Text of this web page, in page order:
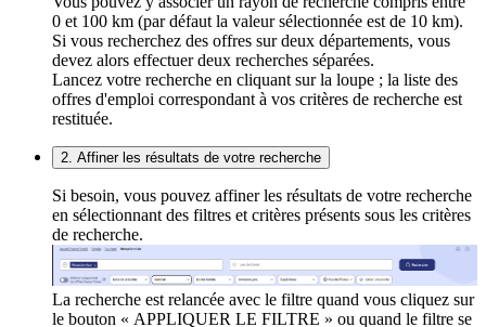
0 et 100 km (par défaut la valeur sélectionnée est de 10 km).
Si vous recherchez des offres sur deux départements, vous
devez alors effectuer deux recherches séparées.
Lancez votre recherche en cliquant sur la loupe ; la liste des
offres d'emploi correspondant à vos critères de recherche est
restituée.
2. Affiner les résultats de votre recherche
Si besoin, vous pouvez affiner les résultats de votre recherche
en sélectionnant des filtres et critères présents sous les critères
de recherche.
La recherche est relancée avec le filtre quand vous cliquez sur
le bouton « APPLIQUER LE FILTRE » ou quand le filtre se